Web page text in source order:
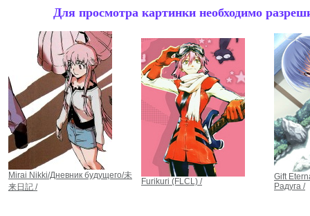
Для просмотра картинки необходимо
Mirai Nikki/Дневник будущего/未
来日記 /
Furikuri (FLCL) /
Gift
Радуга /